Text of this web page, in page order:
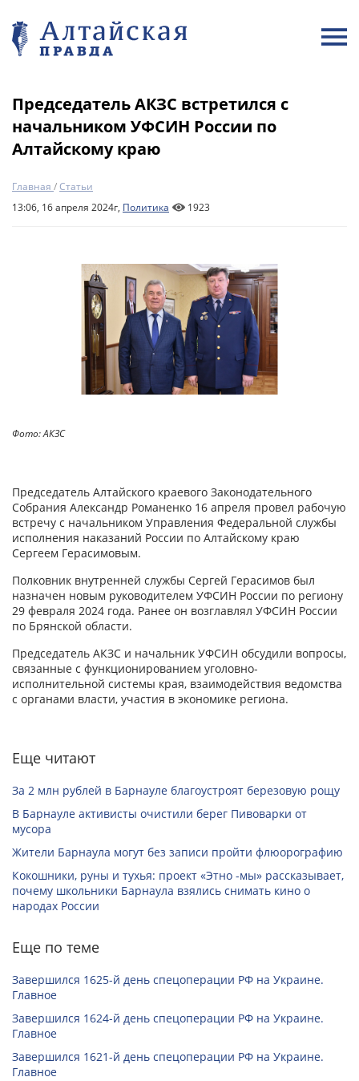
Председатель АКЗС встретился с
начальником УФСИН России по
Алтайскому краю
Главная /Статьи
13:06, 16 апреля 2024г, Политика 1923
Фото: АКЗС
Председатель Алтайского краевого Законодательного
Собрания Александр Романенко 16 апреля провел рабочую
встречу с начальником Управления Федеральной службы
исполнения наказаний России по Алтайскому краю
Сергеем Герасимовым.
Полковник внутренней службы Сергей Герасимов был
назначен новым руководителем УФСИН России по региону
29 февраля 2024 года. Ранее он возглавлял УФСИН России
по Брянcкой области.
Председатель АКЗС и начальник УФСИН обсудили вопросы,
связанные с функционированием уголовно-
исполнительной системы края, взаимодействия ведомства
с органами власти, участия в экономике региона.
Еще читают
За 2 млн рублей в Барнауле благоустроят березовую рощу
В Барнауле активисты очистили берег Пивоварки от
мусора
Жители Барнаула могут без записи пройти флюорографию
Кокошники, руны и тухья: проект «Этно -мы» рассказывает,
почему школьники Барнаула взялись снимать кино о
народах России
Еще по теме
Завершился 1625-й день спецоперации РФ на Украине.
Главное
Завершился 1624-й день спецоперации РФ на Украине.
Главное
Завершился 1621-й день спецоперации РФ на Украине.
Главное